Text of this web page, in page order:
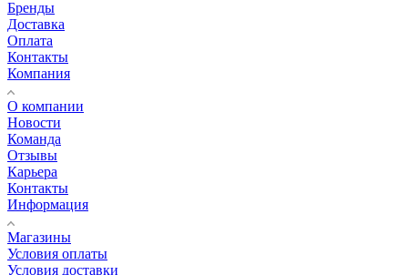
Бренды
Доставка
Оплата
Контакты
Компания
О компании
Новости
Команда
Отзывы
Карьера
Контакты
Информация
Магазины
Условия оплаты
Условия доставки